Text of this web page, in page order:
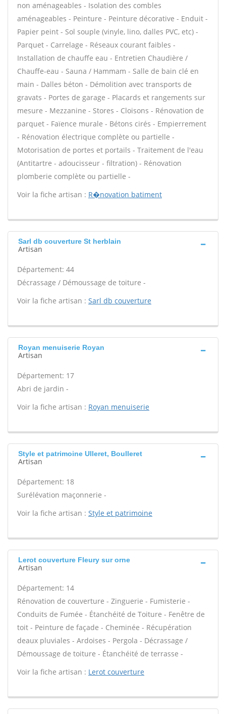
non aménageables - Isolation des combles
aménageables - Peinture - Peinture décorative - Enduit -
Papier peint - Sol souple (vinyle, lino, dalles PVC, etc) -
Parquet - Carrelage - Réseaux courant faibles -
Installation de chauffe eau - Entretien Chaudière /
Chauffe-eau - Sauna / Hammam - Salle de bain clé en
main - Dalles béton - Démolition avec transports de
gravats - Portes de garage - Placards et rangements sur
mesure - Mezzanine - Stores - Cloisons - Rénovation de
parquet - Faïence murale - Bétons cirés - Empierrement
- Rénovation électrique complète ou partielle -
Motorisation de portes et portails - Traitement de l'eau
(Antitartre - adoucisseur - filtration) - Rénovation
plomberie complète ou partielle -
Voir la fiche artisan : R�novation batiment
Sarl db couverture St herblain
Artisan
Département: 44
Décrassage / Démoussage de toiture -
Voir la fiche artisan : Sarl db couverture
Royan menuiserie Royan
Artisan
Département: 17
Abri de jardin -
Voir la fiche artisan : Royan menuiserie
Style et patrimoine Ulleret, Boulleret
Artisan
Département: 18
Surélévation maçonnerie -
Voir la fiche artisan : Style et patrimoine
Lerot couverture Fleury sur orne
Artisan
Département: 14
Rénovation de couverture - Zinguerie - Fumisterie -
Conduits de Fumée - Étanchéité de Toiture - Fenêtre de
toit - Peinture de façade - Cheminée - Récupération
deaux pluviales - Ardoises - Pergola - Décrassage /
Démoussage de toiture - Étanchéité de terrasse -
Voir la fiche artisan : Lerot couverture